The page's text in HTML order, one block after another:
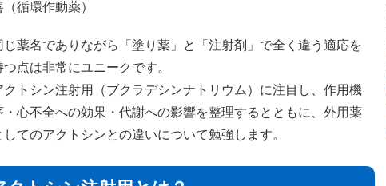
（循環作動薬）
じ薬名でありながら「塗り薬」と「注射剤」で全く違う適応を
つ点は非常にユニークです。
クトシン注射用（ブクラデシンナトリウム）に注目し、作用機
・心不全への効果・代謝への影響を整理するとともに、外用薬
してのアクトシンとの違いについて勉強します。